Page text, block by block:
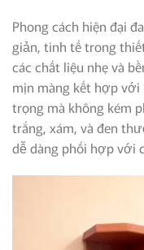
Phong cách hiện đại
giản, tinh tế trong
các chất liệu nhẹ và
mịn màng kết hợp
trọng mà không kém
trắng, xám, và đen
dễ dàng phối hợp với